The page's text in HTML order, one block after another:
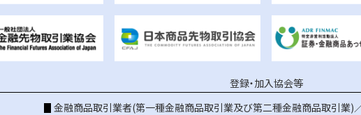
登録・加入協会等
金融商品取引業者(第一種金融商品取引業及び第二種金融商品取引業)